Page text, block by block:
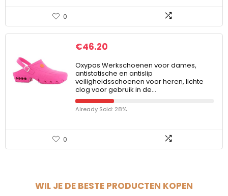
0
€46.20
Oxypas Werkschoenen voor dames,
antistatische en antislip
veiligheidsschoenen voor heren, lichte
clog voor gebruik in de…
Already Sold: 28%
0
WIL JE DE BESTE PRODUCTEN KOPEN